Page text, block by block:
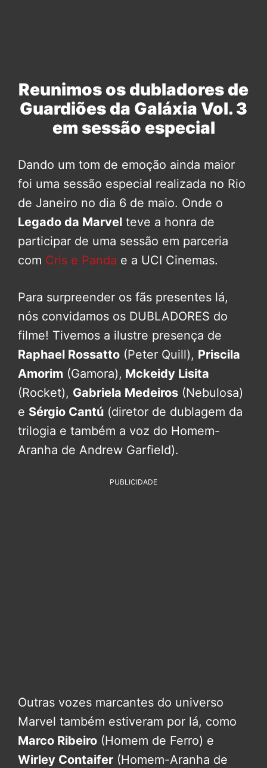
Reunimos os dubladores de
Guardiões da Galáxia Vol. 3
em sessão especial
Dando um tom de emoção ainda maior
foi uma sessão especial realizada no Rio
de Janeiro no dia 6 de maio. Onde o
Legado da Marvel teve a honra de
participar de uma sessão em parceria
com Cris e Panda e a UCI Cinemas.
Para surpreender os fãs presentes lá,
nós convidamos os DUBLADORES do
filme! Tivemos a ilustre presença de
Raphael Rossatto (Peter Quill), Priscila
Amorim (Gamora), Mckeidy Lisita
(Rocket), Gabriela Medeiros (Nebulosa)
e Sérgio Cantú (diretor de dublagem da
trilogia e também a voz do Homem-
Aranha de Andrew Garfield).
PUBLICIDADE
Outras vozes marcantes do universo
Marvel também estiveram por lá, como
Marco Ribeiro (Homem de Ferro) e
Wirley Contaifer (Homem-Aranha de